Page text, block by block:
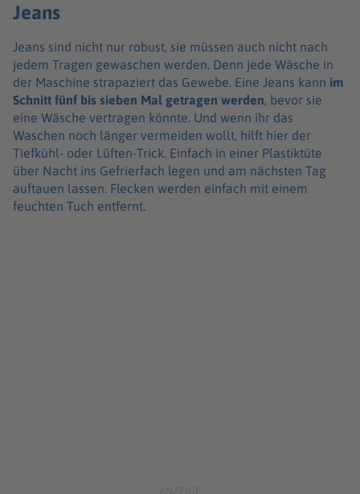
Jeans
Jeans sind nicht nur robust, sie müssen auch nicht nach
jedem Tragen gewaschen werden. Denn jede Wäsche in
der Maschine strapaziert das Gewebe. Eine Jeans kann im
Schnitt fünf bis sieben Mal getragen werden, bevor sie
eine Wäsche vertragen könnte. Und wenn ihr das
Waschen noch länger vermeiden wollt, hilft hier der
Tiefkühl- oder Lüften-Trick. Einfach in einer Plastiktüte
über Nacht ins Gefrierfach legen und am nächsten Tag
auftauen lassen. Flecken werden einfach mit einem
feuchten Tuch entfernt.